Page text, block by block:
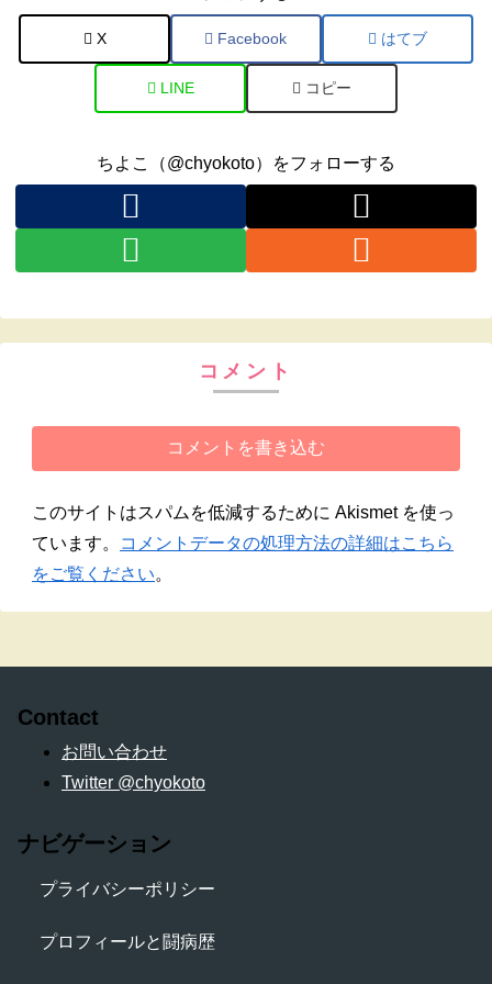
X Facebook はてブ
LINE コピー
ちよこ（@chyokoto）をフォローする
コメント
コメントを書き込む
このサイトはスパムを低減するために Akismet を使っ
ています。
コメントデータの処理方法の詳細はこちら
をご覧ください。
Contact
お問い合わせ
Twitter @chyokoto
ナビゲーション
プライバシーポリシー
プロフィールと闘病歴